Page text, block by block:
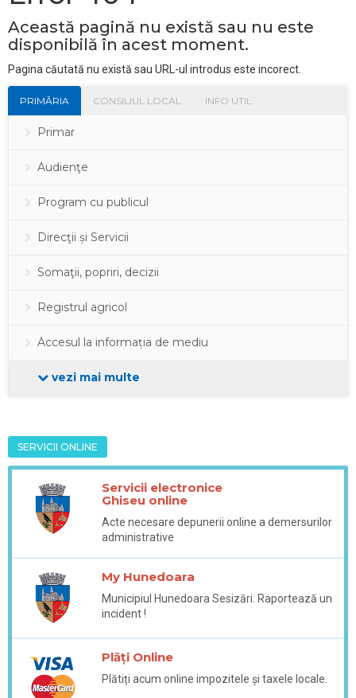
Această pagină nu există sau nu este
disponibilă în acest moment.
Pagina căutată nu există sau URL-ul introdus este incorect.
PRIMĂRIA CONSILIUL LOCAL INFO UTIL
Primar
Audienţe
Program cu publicul
Direcţii și Servicii
Somaţii, popriri, decizii
Registrul agricol
Accesul la informația de mediu
vezi mai multe
SERVICII ONLINE
Servicii electronice
Ghiseu online
Acte necesare depunerii online a demersurilor
administrative
My Hunedoara
Municipiul Hunedoara Sesizări. Raportează un
incident !
Plăți Online
Plătiți acum online impozitele și taxele locale.